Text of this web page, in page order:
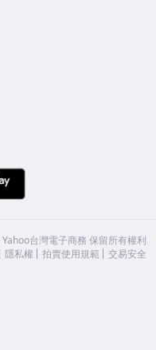
Yahoo台灣電子商務 保留所有權利
隱私權 拍賣使用規範 交易安全